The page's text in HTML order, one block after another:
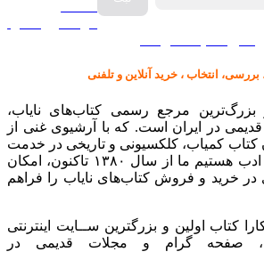
بررسی، انتخاب ، خرید آنلاین و تلفنی
بزرگ‌ترین مرجع رسمی کتاب‌های نایاب،
در ایران است. که با آرشیوی غنی از
کتاب کمیاب، کلکسیونی و تاریخی در خدمت
دوست‌داران فرهنگ و ادب هستیم ما از سال ۱۳۸۰ تاکنون، امکان
در خرید و فروش کتاب‌های نایاب را فراهم
کتاب اولین و بزرگترین ســایت اینترنتی
صفحه گرام و مجلات قدیمی در